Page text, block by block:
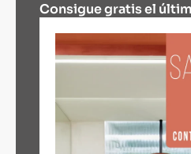
Consigue gratis el